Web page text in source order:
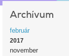
Archívum
február
2017
november